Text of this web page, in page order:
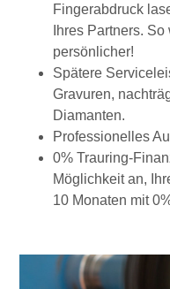
Fingerabdruck
Ihres Partners.
persönlicher!
Spätere
Gravuren,
Diamanten.
Professionelles
0% Trauring-
Möglichkeit an,
10 Monaten mit